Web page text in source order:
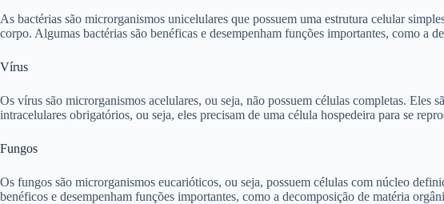
As bactérias são microrganismos unicelulares que possuem uma estrutura celular
corpo. Algumas bactérias são benéficas e desempenham funções importantes, como a
Vírus
Os vírus são microrganismos acelulares, ou seja, não possuem células completas.
intracelulares obrigatórios, ou seja, eles precisam de uma célula hospedeira para se
Fungos
Os fungos são microrganismos eucarióticos, ou seja, possuem células com núcleo
benéficos e desempenham funções importantes, como a decomposição de matéria